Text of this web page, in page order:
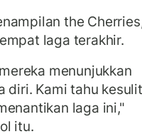
the
laga terakhir.
menunjukkan
diri. Kami tahu
laga ini,"
itu.